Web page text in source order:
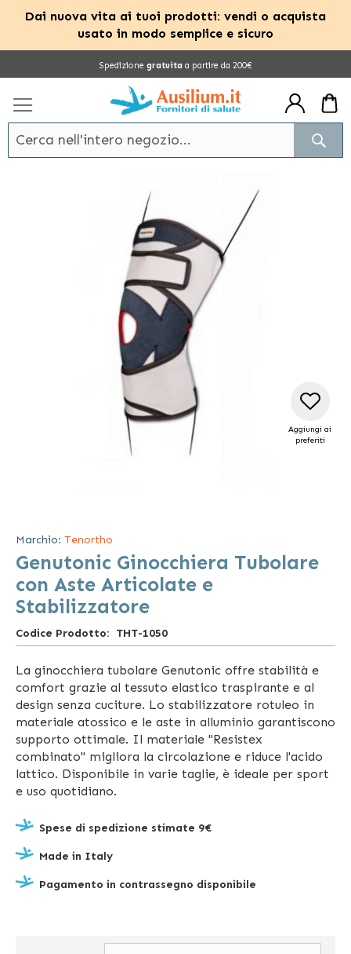
Dai nuova vita ai tuoi prodotti: vendi o acquista
usato in modo semplice e sicuro
Spedizione gratuita a partire da 200€
galleria
di
immagini
Aggiungi ai
preferiti
Marchio: Tenortho
Genutonic Ginocchiera Tubolare
con Aste Articolate e
Stabilizzatore
Codice Prodotto THT-1050
La ginocchiera tubolare Genutonic offre stabilità e
comfort grazie al tessuto elastico traspirante e al
design senza cuciture. Lo stabilizzatore rotuleo in
materiale atossico e le aste in alluminio garantiscono
supporto ottimale. Il materiale "Resistex
combinato" migliora la circolazione e riduce l'acido
lattico. Disponibile in varie taglie, è ideale per sport
e uso quotidiano.
Spese di spedizione stimate 9€
Made in Italy
Pagamento in contrassegno disponibile